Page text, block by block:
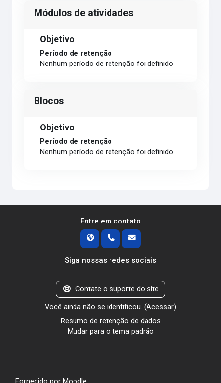
Módulos de atividades
Objetivo
Período de retenção
Nenhum período de retenção foi definido
Blocos
Objetivo
Período de retenção
Nenhum período de retenção foi definido
Entre em contato
Siga nossas redes sociais
Contate o suporte do site
Você ainda não se identificou. (Acessar)
Resumo de retenção de dados
Mudar para o tema padrão
Fornecido por Moodle